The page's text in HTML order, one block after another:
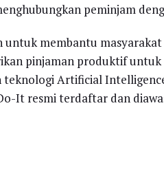
peminjam
untuk membantu masyarakat
pinjaman produktif
Artificial
It resmi terdaftar dan